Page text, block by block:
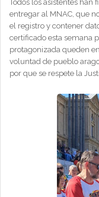
Todos los asistentes
entregar al MNAC, que
el registro y contener
certificado esta semana
protagonizada queden
voluntad de pueblo
por que se respete la